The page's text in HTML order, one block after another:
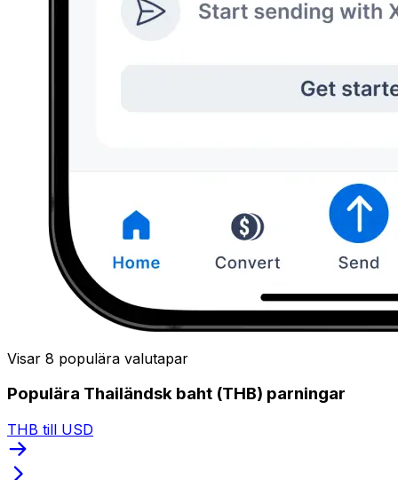
Visar 8 populära valutapar
Populära Thailändsk baht (THB) parningar
THB till USD